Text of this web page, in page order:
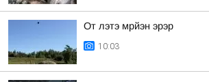
От лэтэ мрйэн эрэр
10:03